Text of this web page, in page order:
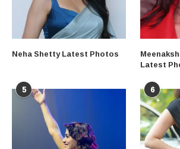
Neha Shetty Latest Photos
Latest
5 6